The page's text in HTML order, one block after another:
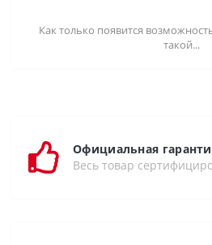
Как только появится
такой...
Официальная
Весь товар